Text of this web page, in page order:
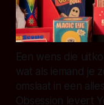
Een wens die
wat als iemand je
omslaat in een
Obsession levert